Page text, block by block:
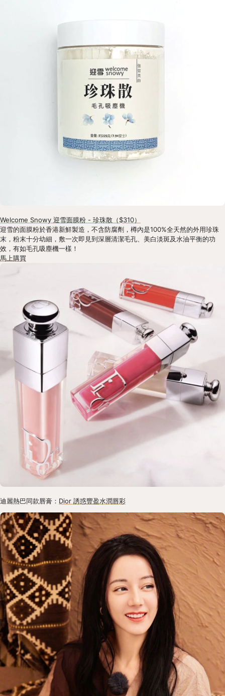
Welcome Snowy 迎雪面膜粉 - 珍珠散（$310）
迎雪的面膜粉於香港新鮮製造，不含防腐劑，樽內是100%全天然的外用珍珠
末，粉末十分幼細，敷一次即見到深層清潔毛孔、美白淡斑及水油平衡的功
效，有如毛孔吸塵機一樣！
馬上購買
迪麗熱巴同款唇膏： Dior 誘惑豐盈水潤唇彩